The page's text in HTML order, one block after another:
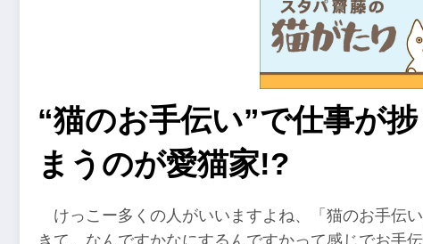
“猫のお手伝い”で仕事が
まうのが愛猫家!?
けっこー多くの人がいいますよね、「猫のお手伝
きて、なんですかなにするんですかって感じでお手伝